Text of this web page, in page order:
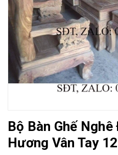
Bộ Bàn Ghế
Hương Vân Tay 12